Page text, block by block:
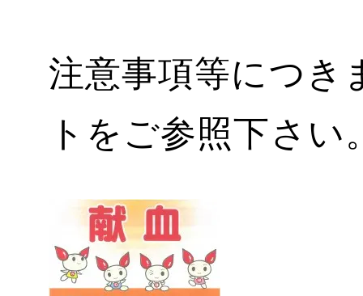
注意事項等につき
トをご参照下さい